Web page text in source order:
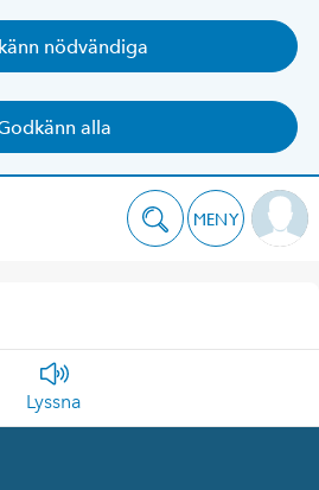
nödvändiga
alla
MENY
Lyssna